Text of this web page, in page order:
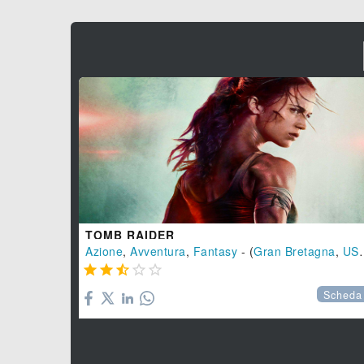
TOMB RAIDER
Azione, Avventura, Fantasy - (Gran Bretagna, USA
    